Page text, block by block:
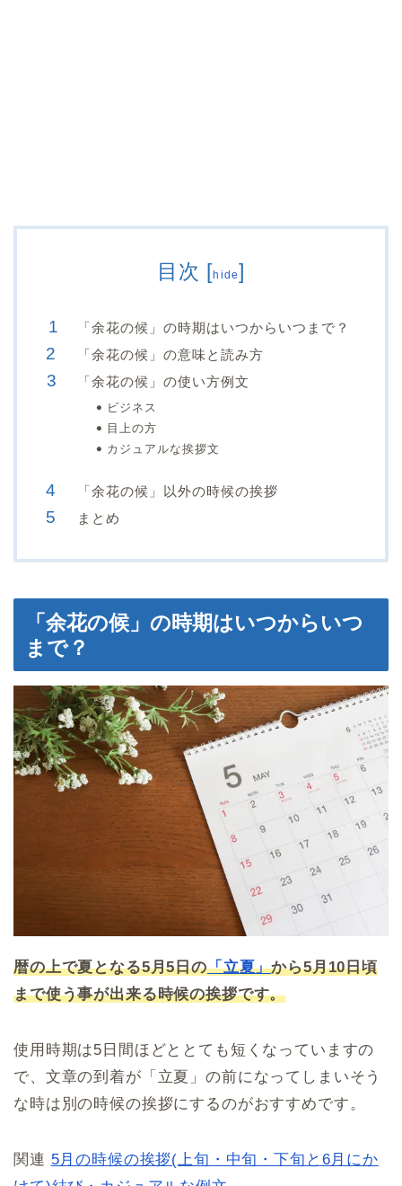
目次 [hide]
「余花の候」の時期はいつからいつまで？
「余花の候」の意味と読み方
「余花の候」の使い方例文
ビジネス
目上の方
カジュアルな挨拶文
「余花の候」以外の時候の挨拶
まとめ
「余花の候」の時期はいつからいつ
まで？
暦の上で夏となる5月5日の「立夏」から5月10日頃
まで使う事が出来る時候の挨拶です。
使用時期は5日間ほどととても短くなっていますの
で、文章の到着が「立夏」の前になってしまいそう
な時は別の時候の挨拶にするのがおすすめです。
関連 5月の時候の挨拶(上旬・中旬・下旬と6月にか